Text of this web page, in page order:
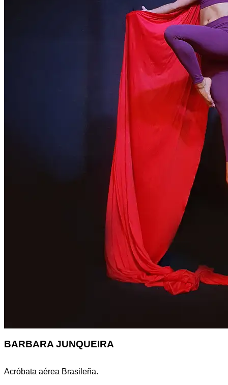
BARBARA JUNQUEIRA
Acróbata aérea Brasileña.